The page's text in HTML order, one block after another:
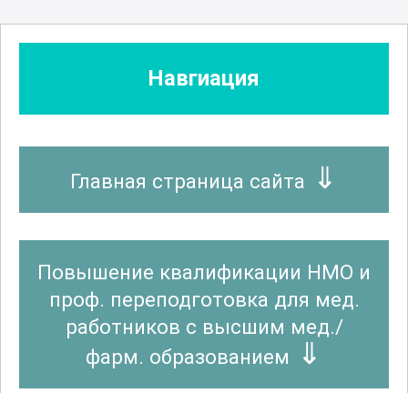
Навгиация
Главная страница сайта
Повышение квалификации НМО и
проф. переподготовка для мед.
работников с высшим мед./
фарм. образованием